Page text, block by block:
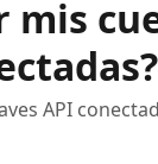
mis
API